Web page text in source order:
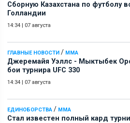
Сборную Казахстана по футболу
Голландии
14:34 | 07 августа
ГЛАВНЫЕ НОВОСТИ / ММА
Джеремайя Уэллс - Мыктыбек
бои турнира UFC 330
14:34 | 07 августа
ЕДИНОБОРСТВА / ММА
Стал известен полный кард